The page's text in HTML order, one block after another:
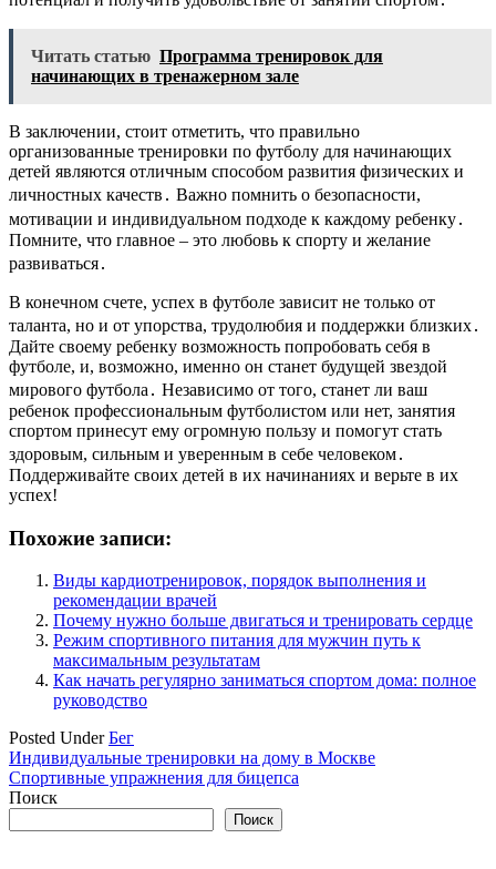
Читать статью Программа тренировок для
начинающих в тренажерном зале
В заключении, стоит отметить, что правильно
организованные тренировки по футболу для начинающих
детей являются отличным способом развития физических и
личностных качеств․ Важно помнить о безопасности,
мотивации и индивидуальном подходе к каждому ребенку․
Помните, что главное – это любовь к спорту и желание
развиваться․
В конечном счете, успех в футболе зависит не только от
таланта, но и от упорства, трудолюбия и поддержки близких․
Дайте своему ребенку возможность попробовать себя в
футболе, и, возможно, именно он станет будущей звездой
мирового футбола․ Независимо от того, станет ли ваш
ребенок профессиональным футболистом или нет, занятия
спортом принесут ему огромную пользу и помогут стать
здоровым, сильным и уверенным в себе человеком․
Поддерживайте своих детей в их начинаниях и верьте в их
успех!
Похожие записи:
Виды кардиотренировок, порядок выполнения и
рекомендации врачей
Почему нужно больше двигаться и тренировать сердце
Режим спортивного питания для мужчин путь к
максимальным результатам
Как начать регулярно заниматься спортом дома: полное
руководство
Posted UnderБег
Навигация
по
Индивидуальные тренировки на дому в Москве
Спортивные упражнения для бицепса
Поиск
Поиск